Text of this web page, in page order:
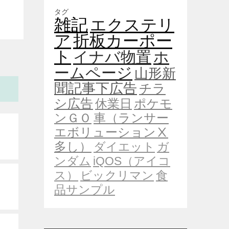
タグ
雑記エクステリ
ア折板カーポー
ト イナバ物置ホ
ームページ 山形新
聞記事下広告 チラ
シ広告休業日 ポケモ
ンＧＯ 車（ランサー
エボリューションⅩ
多し）
ダイエット ガ
ンダム iQOS（アイコ
ス）
ビックリマン 食
品サンプル